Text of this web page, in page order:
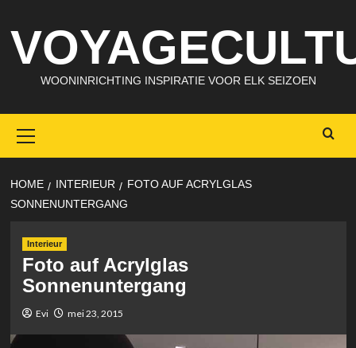
to
content
WOONINRICHTING INSPIRATIE VOOR ELK SEIZOEN
Menu
HOME INTERIEUR
FOTO AUF ACRYLGLAS
SONNENUNTERGANG
Interieur
Foto auf Acrylglas
Sonnenuntergang
Evi mei 23, 2015